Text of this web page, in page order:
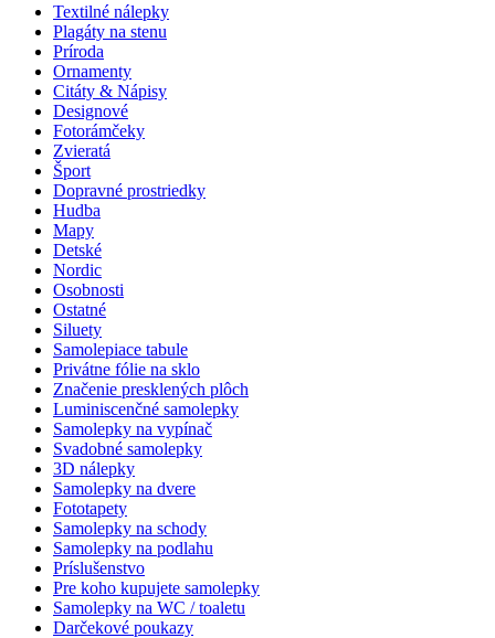
Textilné nálepky
Plagáty na stenu
Príroda
Ornamenty
Citáty & Nápisy
Designové
Fotorámčeky
Zvieratá
Šport
Dopravné prostriedky
Hudba
Mapy
Detské
Nordic
Osobnosti
Ostatné
Siluety
Samolepiace tabule
Privátne fólie na sklo
Značenie presklených plôch
Luminiscenčné samolepky
Samolepky na vypínač
Svadobné samolepky
3D nálepky
Samolepky na dvere
Fototapety
Samolepky na schody
Samolepky na podlahu
Príslušenstvo
Pre koho kupujete samolepky
Samolepky na WC / toaletu
Darčekové poukazy